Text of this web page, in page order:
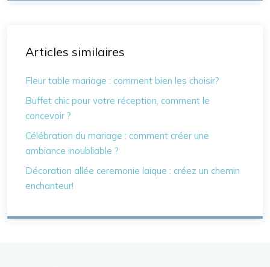
Articles similaires
Fleur table mariage : comment bien les choisir?
Buffet chic pour votre réception, comment le
concevoir ?
Célébration du mariage : comment créer une
ambiance inoubliable ?
Décoration allée ceremonie laique : créez un chemin
enchanteur!